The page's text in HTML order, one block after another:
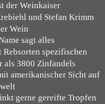
der Weinkaiser
und Stefan Krimm
Wein
sagt alles
spezifischen
als 3800 Zinfandels
amerikanischer Sicht auf
gerne gereifte Tropfen